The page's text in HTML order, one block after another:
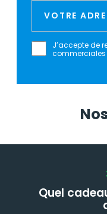
J’accepte de
commerciales
Quel